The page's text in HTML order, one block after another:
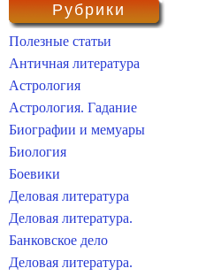
Рубрики
Полезные статьи
Античная литература
Астрология
Астрология. Гадание
Биографии и мемуары
Биология
Боевики
Деловая литература
Деловая литература.
Банковское дело
Деловая литература.